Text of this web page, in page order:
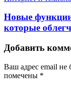
Новые
которые
Добавить
Ваш адрес email не
помечены *